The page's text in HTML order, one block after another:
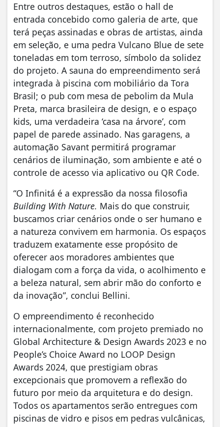
Entre outros destaques, estão o hall de
entrada concebido como galeria de arte, que
terá peças assinadas e obras de artistas, ainda
em seleção, e uma pedra Vulcano Blue de sete
toneladas em tom terroso, símbolo da solidez
do projeto. A sauna do empreendimento será
integrada à piscina com mobiliário da Tora
Brasil; o pub com mesa de pebolim da Mula
Preta, marca brasileira de design, e o espaço
kids, uma verdadeira ‘casa na árvore’, com
papel de parede assinado. Nas garagens, a
automação Savant permitirá programar
cenários de iluminação, som ambiente e até o
controle de acesso via aplicativo ou QR Code.
“O Infinitá é a expressão da nossa filosofia
Building With Nature. Mais do que construir,
buscamos criar cenários onde o ser humano e
a natureza convivem em harmonia. Os espaços
traduzem exatamente esse propósito de
oferecer aos moradores ambientes que
dialogam com a força da vida, o acolhimento e
a beleza natural, sem abrir mão do conforto e
da inovação”, conclui Bellini.
O empreendimento é reconhecido
internacionalmente, com projeto premiado no
Global Architecture & Design Awards 2023 e no
People’s Choice Award no LOOP Design
Awards 2024, que prestigiam obras
excepcionais que promovem a reflexão do
futuro por meio da arquitetura e do design.
Todos os apartamentos serão entregues com
piscinas de vidro e pisos em pedras vulcânicas,